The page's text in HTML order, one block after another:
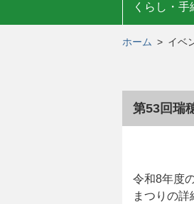
くらし・手
ホーム > イベ
第53回瑞
令和8年度
まつりの詳